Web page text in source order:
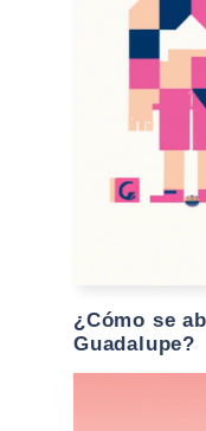
¿Cómo se
Guadalupe?